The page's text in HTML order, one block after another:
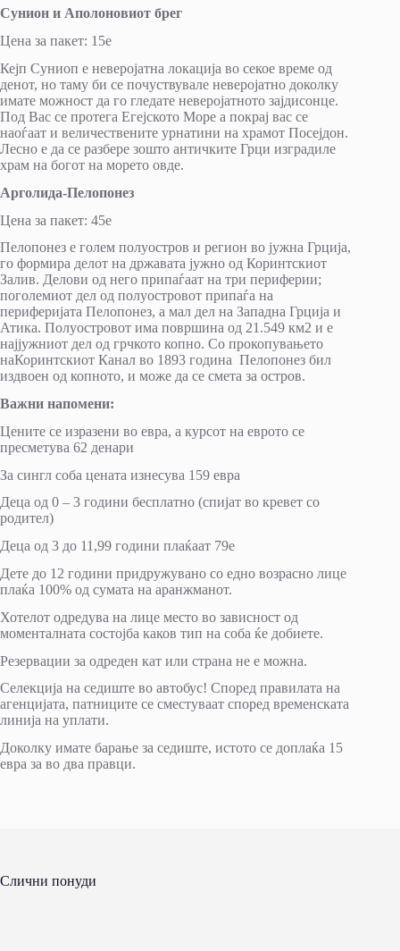
Сунион и Аполоновиот брег
Цена за пакет: 15е
Кејп Суниоп е неверојатна локација во секое време од
денот, но таму би се почуствувале неверојатно доколку
имате можност да го гледате неверојатното зајдисонце.
Под Вас се протега Егејското Море а покрај вас се
наоѓаат и величествените урнатини на храмот Посејдон.
Лесно е да се разбере зошто античките Грци изградиле
храм на богот на морето овде.
Арголида-Пелопонез
Цена за пакет: 45e
Пелопонез е голем полуостров и регион во јужна Грција,
го формира делот на државата јужно од Коринтскиот
Залив. Делови од него припаѓаат на три периферии;
поголемиот дел од полуостровот припаѓа на
периферијата Пелопонез, а мал дел на Западна Грција и
Атика. Полуостровот има површина од 21.549 км2 и е
најјужниот дел од грчкото копно. Со прокопувањето
наКоринтскиот Канал во 1893 година Пелопонез бил
издвоен од копното, и може да се смета за остров.
Важни напомени:
Цените се изразени во евра, а курсот на еврото се
пресметува 62 денари
За сингл соба цената изнесува 159 евра
Деца од 0 – 3 години бесплатно (спијат во кревет со
родител)
Деца од 3 до 11,99 години плаќаат 79e
Дете до 12 години придружувано со едно возрасно лице
плаќа 100% од сумата на аранжманот.
Хотелот одредува на лице место во зависност од
моменталната состојба каков тип на соба ќе добиете.
Резервации за одреден кат или страна не е можна.
Селекција на седиште во автобус! Според правилата на
агенцијата, патниците се сместуваат според временската
линија на уплати.
Доколку имате барање за седиште, истото се доплаќа 15
евра за во два правци.
Слични понуди